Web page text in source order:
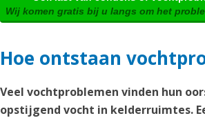
Wij komen gratis bij u langs om het
Hoe ontstaan
Veel vochtproblemen vinden hun
opstijgend vocht in kelderruimtes.